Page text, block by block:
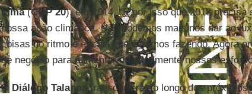
Lima(COP 20), em 2014. “É por isso que 2018
nossa ação climática. Não podemos mais nos dar ao
coisas no ritmo e escala que estamos fazendo. Agora
de negócio para aumentar drasticamente nossos
O Diálogo Talanoa transcorrerá ao longo dos próximos